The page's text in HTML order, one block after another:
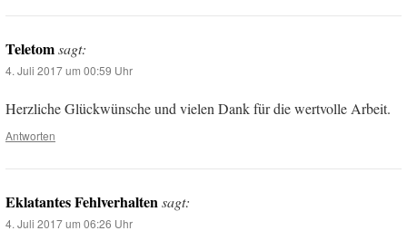
Teletomsagt:
4. Juli 2017 um 00:59 Uhr
Herzliche Glückwünsche und vielen Dank für die wertvolle Arbeit.
Antworten
Eklatantes Fehlverhaltensagt:
4. Juli 2017 um 06:26 Uhr